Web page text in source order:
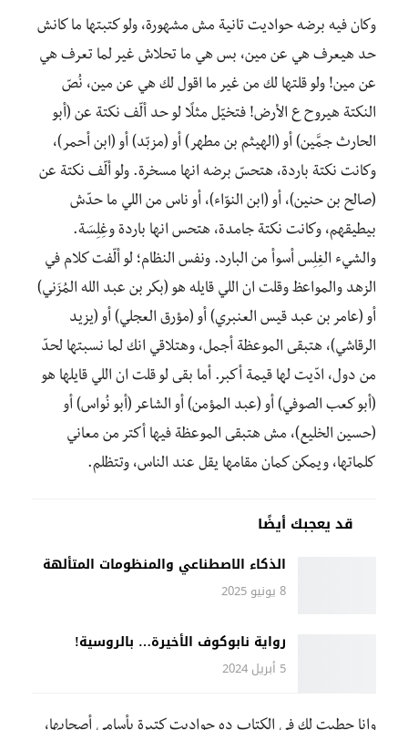
وكان فيه برضه حواديت تانية مش مشهورة، ولو كتبتها ما كانش
حد هيعرف هي عن مين، بس هي ما تحلاش غير لما تعرف هي
عن مين! ولو قلتها لك من غير ما اقول لك هي عن مين، نُصّ
النكتة هيروح ع الأرض! فتخيّل مثلًا لو حد ألّف نكتة عن (أبو
الحارث جمَّين) أو (الهيثم بن مطهر) أو (مزبّد) أو (ابن أحمر)،
وكانت نكتة باردة، هتحسّ برضه انها مسخرة. ولو ألّف نكتة عن
(صالح بن حنين)، أو (ابن النوّاء)، أو ناس من اللي ما حدّش
بيطيقهم، وكانت نكتة جامدة، هتحس انها باردة وغِلِسَة.
والشيء الغِلِس أسوأ من البارد. ونفس النظام؛ لو ألّفت كلام في
الزهد والمواعظ وقلت ان اللي قايله هو (بكر بن عبد الله المُزَني)
أو (عامر بن عبد قيس العنبري) أو (مؤرق العجلي) أو (يزيد
الرقاشي)، هتبقى الموعظة أجمل، وهتلاقي انك لما نسبتها لحدّ
من دول، ادّيت لها قيمة أكبر. أما بقى لو قلت ان اللي قايلها هو
(أبو كعب الصوفي) أو (عبد المؤمن) أو الشاعر (أبو نُواس) أو
(حسين الخليع)، مش هتبقى الموعظة فيها أكتر من معاني
كلماتها، ويمكن كمان مقامها يقل عند الناس، وتتظلم.
قد يعجبك أيضًا
الذكاء الاصطناعي والمنظومات المتألهة
8 يونيو 2025
رواية نابوكوف الأخيرة… بالروسية!
5 أبريل 2024